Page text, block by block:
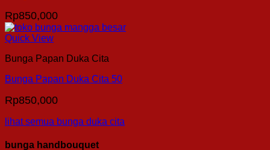
Rp850,000
Quick View
Bunga Papan Duka Cita
Bunga Papan Duka Cita 50
Rp850,000
lihat semua bunga duka cita
bunga handbouquet